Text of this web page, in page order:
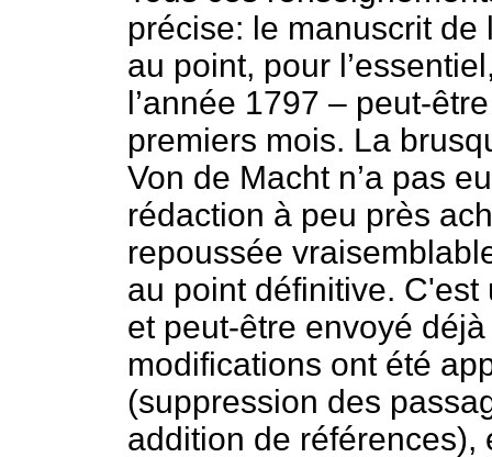
précise: le manuscrit de
au point, pour
l’année 1797 – peut-
premiers mois. La
Von de Macht n’a pas
rédaction à peu près
repoussée
au point définitive.
et peut-être envoyé
modifications ont été
(suppression des
addition de références),